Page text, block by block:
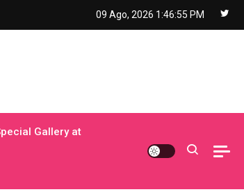
09 Ago, 2026 1:46:56 PM
Gallery at